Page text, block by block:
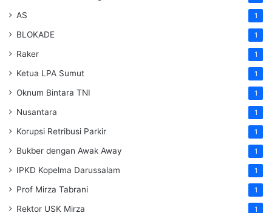
AS 1
BLOKADE 1
Raker 1
Ketua LPA Sumut 1
Oknum Bintara TNI 1
Nusantara 1
Korupsi Retribusi Parkir 1
Bukber dengan Awak Away 1
IPKD Kopelma Darussalam 1
Prof Mirza Tabrani 1
Rektor USK Mirza 1